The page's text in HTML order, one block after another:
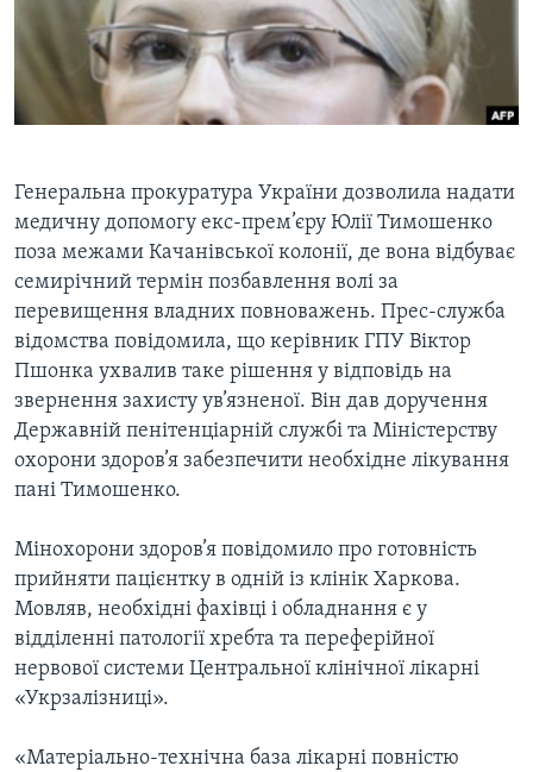
СУСПІЛЬСТВО
ЕКОНОМІКА
ІСТОРІЇ УСПІХУ УКРАЇНЦІВ
ТЕЛЕПРОГРАМИ
ЧАС-TIME
ВІКНО В АМЕРИКУ
ПРАЙМ-ТАЙМ
ПОГЛЯД З ВАШИНГТОНА
ENGLISH
МИ В СОЦМЕРЕЖАХ
Мови
Генеральна прокуратура України дозволила надати
медичну допомогу екс-прем’єру Юлії Тимошенко
поза межами Качанівської колонії, де вона відбуває
семирічний термін позбавлення волі за
перевищення владних повноважень. Прес-служба
відомства повідомила, що керівник ГПУ Віктор
Пшонка ухвалив таке рішення у відповідь на
звернення захисту ув’язненої. Він дав доручення
Державній пенітенціарній службі та Міністерству
охорони здоров’я забезпечити необхідне лікування
пані Тимошенко.
Мінохорони здоров’я повідомило про готовність
прийняти пацієнтку в одній із клінік Харкова.
Мовляв, необхідні фахівці і обладнання є у
відділенні патології хребта та переферійної
нервової системи Центральної клінічної лікарні
«Укрзалізниці».
«Матеріально-технічна база лікарні повністю